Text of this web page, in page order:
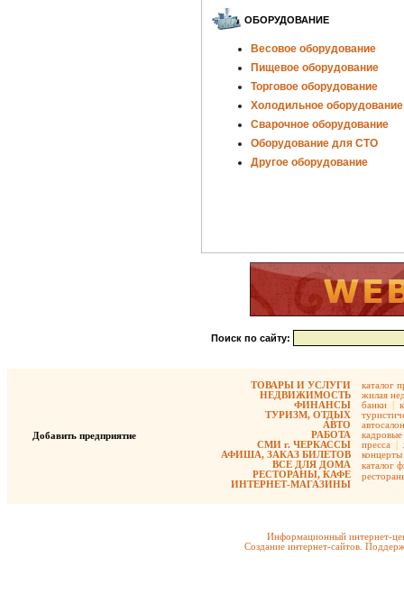
ОБОРУДОВАНИЕ
Весовое оборудование
Пищевое оборудование
Торговое оборудование
Холодильное оборудование
Сварочное оборудование
Оборудование для СТО
Другое оборудование
Поиск по сайту:
Добавить предприятие
ТОВАРЫ И УСЛУГИ
НЕДВИЖИМОСТЬ
ФИНАНСЫ
ТУРИЗМ, ОТДЫХ
АВТО
РАБОТА
СМИ г. ЧЕРКАССЫ
АФИША, ЗАКАЗ БИЛЕТОВ
ВСЕ ДЛЯ ДОМА
РЕСТОРАНЫ, КАФЕ
ИНТЕРНЕТ-МАГАЗИНЫ
каталог
жилая
банки |
кадровые
пресса |
концерты
каталог
Информационный интернет-
Создание интернет-сайтов.